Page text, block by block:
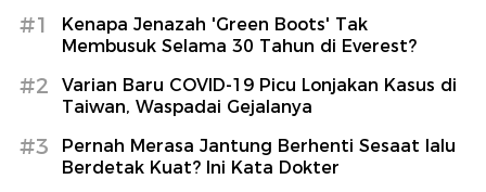
#1
Kenapa Jenazah 'Green Boots' Tak
Membusuk Selama 30 Tahun di Everest?
#2
Varian Baru COVID-19 Picu Lonjakan Kasus di
Taiwan, Waspadai Gejalanya
#3
Pernah Merasa Jantung Berhenti Sesaat lalu
Berdetak Kuat? Ini Kata Dokter